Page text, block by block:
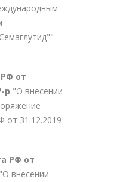
от
р "О внесении
от 31.12.2019
РФ от
"О внесении